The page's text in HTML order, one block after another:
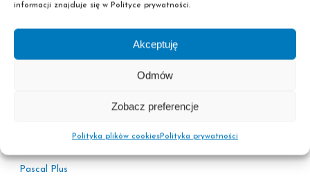
informacji znajduje się w Polityce prywatności.
Akceptuję
Odmów
Zobacz preferencje
Polityka plików cookiesPolityka prywatności
Informacje
Pascal Plus